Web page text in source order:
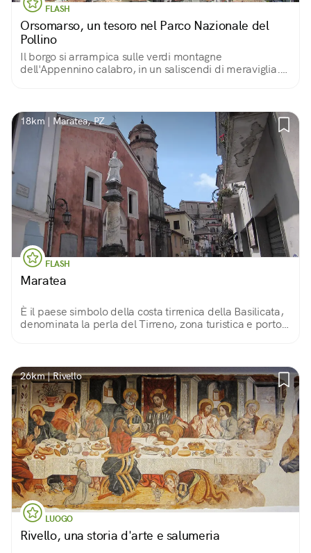
FLASH
Orsomarso, un tesoro nel Parco Nazionale del
Pollino
Il borgo si arrampica sulle verdi montagne
dell'Appennino calabro, in un saliscendi di meraviglia.
18km | Maratea, PZ
FLASH
Maratea
È il paese simbolo della costa tirrenica della Basilicata,
denominata la perla del Tirreno, zona turistica e porto;
26km | Rivello
LUOGO
Rivello, una storia d'arte e salumeria